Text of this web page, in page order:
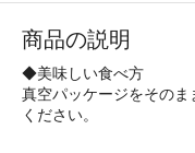
商品の説明
◆美味しい食べ方
真空パッケージをそのま
ください。